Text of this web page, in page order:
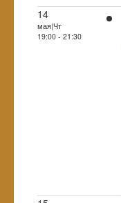
14
мая|Чт
19:00 - 21:30